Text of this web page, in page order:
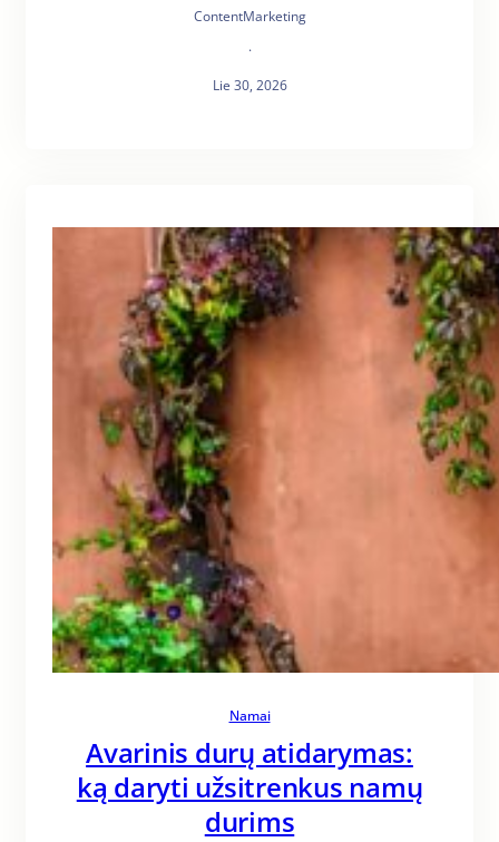
ContentMarketing
·
Lie 30, 2026
Namai
Avarinis durų atidarymas:
ką daryti užsitrenkus namų
durims